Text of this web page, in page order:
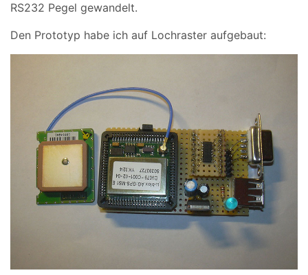
RS232 Pegel gewandelt.
Den Prototyp habe ich auf Lochraster aufgebaut: